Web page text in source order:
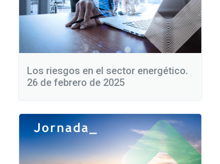
Los riesgos en el sector energético.
26 de febrero de 2025